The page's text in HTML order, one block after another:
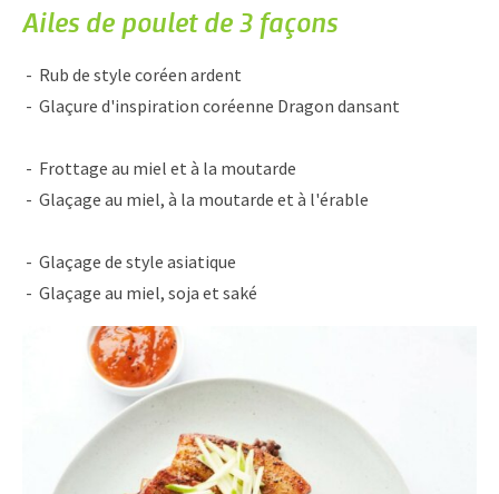
Ailes de poulet de 3 façons
Rub de style coréen ardent
Glaçure d'inspiration coréenne Dragon dansant
Frottage au miel et à la moutarde
Glaçage au miel, à la moutarde et à l'érable
Glaçage de style asiatique
Glaçage au miel, soja et saké